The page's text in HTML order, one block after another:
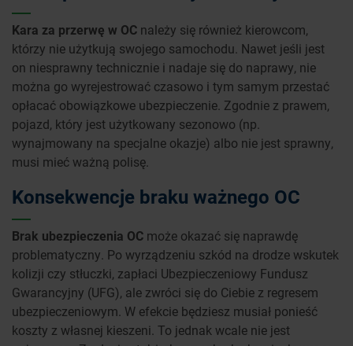
Kara za przerwę w OC należy się również kierowcom,
którzy nie użytkują swojego samochodu. Nawet jeśli jest
on niesprawny technicznie i nadaje się do naprawy, nie
można go wyrejestrować czasowo i tym samym przestać
opłacać obowiązkowe ubezpieczenie. Zgodnie z prawem,
pojazd, który jest użytkowany sezonowo (np.
wynajmowany na specjalne okazje) albo nie jest sprawny,
musi mieć ważną polisę.
Konsekwencje braku ważnego OC
Brak ubezpieczenia OC może okazać się naprawdę
problematyczny. Po wyrządzeniu szkód na drodze wskutek
kolizji czy stłuczki, zapłaci Ubezpieczeniowy Fundusz
Gwarancyjny (UFG), ale zwróci się do Ciebie z regresem
ubezpieczeniowym. W efekcie będziesz musiał ponieść
koszty z własnej kieszeni. To jednak wcale nie jest